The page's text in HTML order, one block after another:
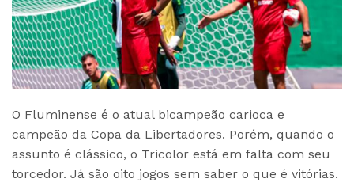
O Fluminense é o atual bicampeão carioca e
campeão da Copa da Libertadores. Porém, quando o
assunto é clássico, o Tricolor está em falta com seu
torcedor. Já são oito jogos sem saber o que é vitórias.